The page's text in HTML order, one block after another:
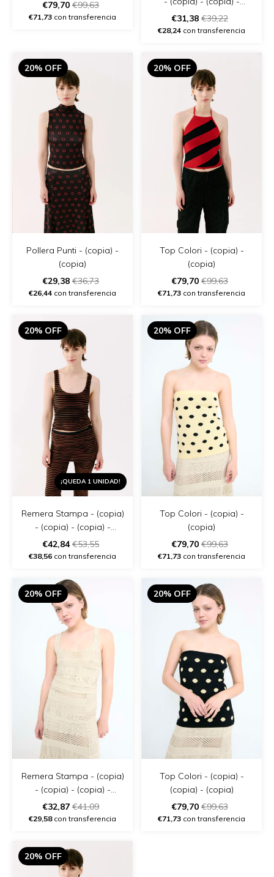
€79,70 €99,63
€71,73 con transferencia
(copia)
€31,38 €39,22
€28,24 con transferencia
20% OFF
Pollera Punti - (copia) -
(copia)
€29,38 €36,73
€26,44 con transferencia
20% OFF
Top Colori - (copia) -
(copia)
€79,70 €99,63
€71,73 con transferencia
20% OFF
¡QUEDA 1 UNIDAD!
Remera Stampa - (copia)
- (copia) - (copia) -
(copia) - (copia) - (copia)
€42,84€53,55
€38,56 con transferencia
20% OFF
Top Colori - (copia) -
(copia)
€79,70 €99,63
€71,73 con transferencia
20% OFF
Remera Stampa - (copia)
- (copia) - (copia) -
(copia) - (copia) - (copia)
€32,87 €41,09
€29,58con transferencia
20% OFF
Top Colori - (copia) -
(copia) - (copia)
€79,70 €99,63
€71,73 con transferencia
20% OFF